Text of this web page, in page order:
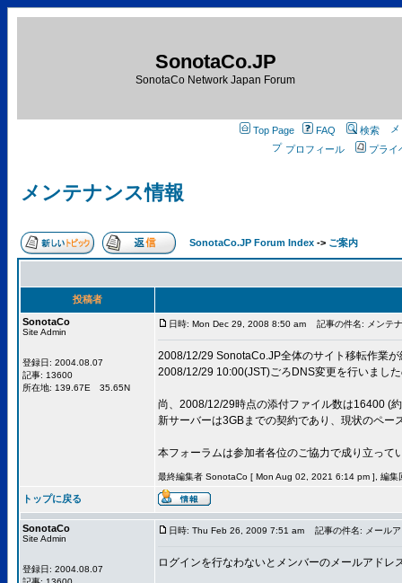
SonotaCo.JP
SonotaCo Network Japan Forum
Top Page FAQ
検索
プロフィール
プライ
メンテナンス情報
SonotaCo.JP Forum Index -> ご案内
投稿者
SonotaCo
Site Admin
登録日: 2004.08.07
記事: 13600
所在地: 139.67E 35.65N
日時: Mon Dec 29, 2008 8:50 am 記事の件名: メンテ
2008/12/29 SonotaCo.JP全体のサイト移転作業
2008/12/29 10:00(JST)ごろDNS変更を行いまし
尚、2008/12/29時点の添付ファイル数は16400 (
新サーバーは3GBまでの契約であり、現状のペー
本フォーラムは参加者各位のご協力で成り立って
最終編集者 SonotaCo [ Mon Aug 02, 2021 6:14 pm ], 編集
トップに戻る
SonotaCo
Site Admin
登録日: 2004.08.07
日時: Thu Feb 26, 2009 7:51 am 記事の件名: メール
ログインを行なわないとメンバーのメールアド